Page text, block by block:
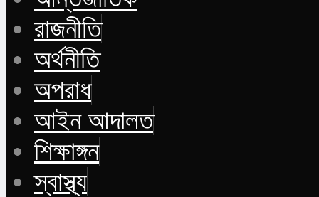
রাজনীতি
অর্থনীতি
অপরাধ
আইন আদালত
শিক্ষাঙ্গন
স্বাস্থ্য